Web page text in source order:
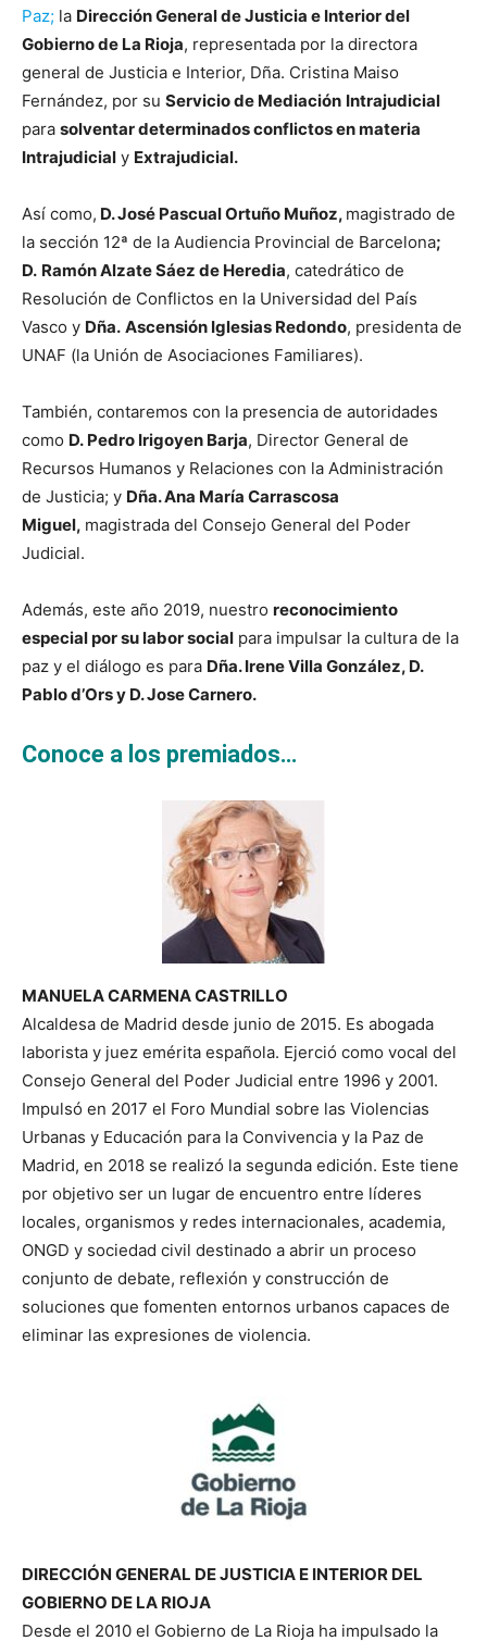
Paz; la Dirección General de Justicia e Interior del
Gobierno de La Rioja, representada por la directora
general de Justicia e Interior, Dña. Cristina Maiso
Fernández, por su Servicio de Mediación Intrajudicial
para solventar determinados conflictos en materia
Intrajudicial y Extrajudicial.
Así como, D. José Pascual Ortuño Muñoz, magistrado de
la sección 12ª de la Audiencia Provincial de Barcelona;
D. Ramón Alzate Sáez de Heredia, catedrático de
Resolución de Conflictos en la Universidad del País
Vasco y Dña. Ascensión Iglesias Redondo, presidenta de
UNAF (la Unión de Asociaciones Familiares).
También, contaremos con la presencia de autoridades
como D. Pedro Irigoyen Barja, Director General de
Recursos Humanos y Relaciones con la Administración
de Justicia; y Dña. Ana María Carrascosa
Miguel, magistrada del Consejo General del Poder
Judicial.
Además, este año 2019, nuestro reconocimiento
especial por su labor social para impulsar la cultura de la
paz y el diálogo es para Dña. Irene Villa González, D.
Pablo d’Ors y D. Jose Carnero.
Conoce a los premiados…
MANUELA CARMENA CASTRILLO
Alcaldesa de Madrid desde junio de 2015. Es abogada
laborista y juez emérita española. Ejerció como vocal del
Consejo General del Poder Judicial entre 1996 y 2001.
Impulsó en 2017 el Foro Mundial sobre las Violencias
Urbanas y Educación para la Convivencia y la Paz de
Madrid, en 2018 se realizó la segunda edición. Este tiene
por objetivo ser un lugar de encuentro entre líderes
locales, organismos y redes internacionales, academia,
ONGD y sociedad civil destinado a abrir un proceso
conjunto de debate, reflexión y construcción de
soluciones que fomenten entornos urbanos capaces de
eliminar las expresiones de violencia.
DIRECCIÓN GENERAL DE JUSTICIA E INTERIOR DEL
GOBIERNO DE LA RIOJA
Desde el 2010 el Gobierno de La Rioja ha impulsado la